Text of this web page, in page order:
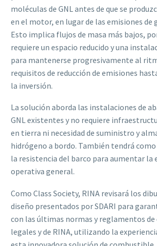
moléculas de GNL antes de que se
en el motor, en lugar de las emisiones de
Esto implica flujos de masa más bajos,
requiere un espacio reducido y una
para mantenerse progresivamente al
requisitos de reducción de emisiones
la inversión.
La solución aborda las instalaciones de
GNL existentes y no requiere
en tierra ni necesidad de suministro y
hidrógeno a bordo. También tendrá
la resistencia del barco para aumentar la
operativa general.
Como Class Society, RINA revisará los
diseño presentados por SDARI para
con las últimas normas y reglamentos
legales y de RINA, utilizando la